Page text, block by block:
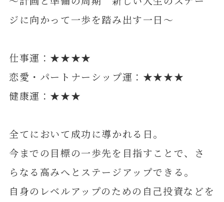
ジに向かって一歩を踏み出す一日～
仕事運：★★★★
恋愛・パートナーシップ運：★★★★
健康運：★★★
全てにおいて成功に導かれる日。
今までの目標の一歩先を目指すことで、さ
らなる高みへとステージアップできる。
自身のレベルアップのための自己投資などを